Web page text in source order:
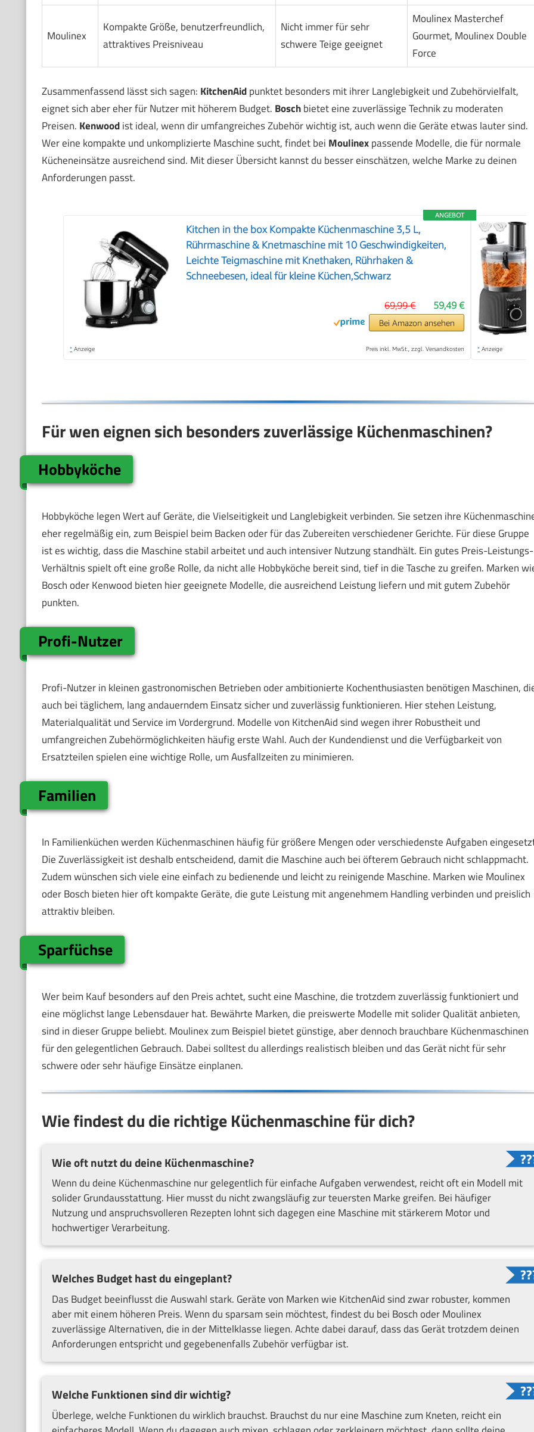
Moulinex
Kompakte Größe, benutzerfreundlich,
attraktives Preisniveau
Nicht immer für sehr
schwere Teige geeignet
Moulinex Masterchef
Gourmet, Moulinex Double
Force
Zusammenfassend lässt sich sagen: KitchenAidpunktet besonders mit ihrer Langlebigkeit und Zubehörvielfalt,
eignet sich aber eher für Nutzer mit höherem Budget. Boschbietet eine zuverlässige Technik zu moderaten
Preisen. Kenwoodist ideal, wenn dir umfangreiches Zubehör wichtig ist, auch wenn die Geräte etwas lauter sind.
Wer eine kompakte und unkomplizierte Maschine sucht, findet bei Moulinexpassende Modelle, die für normale
Kücheneinsätze ausreichend sind. Mit dieser Übersicht kannst du besser einschätzen, welche Marke zu deinen
Anforderungen passt.
ANGEBOT
Kitchen in the box Kompakte Küchenmaschine 3,5 L,
Rührmaschine & Knetmaschine mit 10 Geschwindigkeiten,
Leichte Teigmaschine mit Knethaken, Rührhaken &
Schneebesen, ideal für kleine Küchen,Schwarz
59,49 €
69,99 €
Bei Amazon ansehen
* Anzeige Preis inkl. MwSt., zzgl. Versandkosten * Anzeige
❯
Für wen eignen sich besonders zuverlässige Küchenmaschinen?
Hobbyköche
Hobbyköche legen Wert auf Geräte, die Vielseitigkeit und Langlebigkeit verbinden. Sie setzen ihre
eher regelmäßig ein, zum Beispiel beim Backen oder für das Zubereiten verschiedener Gerichte. Für diese Gruppe
ist es wichtig, dass die Maschine stabil arbeitet und auch intensiver Nutzung standhält. Ein gutes Preis-Leistungs-
Verhältnis spielt oft eine große Rolle, da nicht alle Hobbyköche bereit sind, tief in die Tasche zu greifen. Marken
Bosch oder Kenwood bieten hier geeignete Modelle, die ausreichend Leistung liefern und mit gutem Zubehör
punkten.
Profi-Nutzer
Profi-Nutzer in kleinen gastronomischen Betrieben oder ambitionierte Kochenthusiasten benötigen Maschinen,
auch bei täglichem, lang andauerndem Einsatz sicher und zuverlässig funktionieren. Hier stehen Leistung,
Materialqualität und Service im Vordergrund. Modelle von KitchenAid sind wegen ihrer Robustheit und
umfangreichen Zubehörmöglichkeiten häufig erste Wahl. Auch der Kundendienst und die Verfügbarkeit von
Ersatzteilen spielen eine wichtige Rolle, um Ausfallzeiten zu minimieren.
Familien
In Familienküchen werden Küchenmaschinen häufig für größere Mengen oder verschiedenste Aufgaben
Die Zuverlässigkeit ist deshalb entscheidend, damit die Maschine auch bei öfterem Gebrauch nicht schlappmacht.
Zudem wünschen sich viele eine einfach zu bedienende und leicht zu reinigende Maschine. Marken wie Moulinex
oder Bosch bieten hier oft kompakte Geräte, die gute Leistung mit angenehmem Handling verbinden und preislich
attraktiv bleiben.
Sparfüchse
Wer beim Kauf besonders auf den Preis achtet, sucht eine Maschine, die trotzdem zuverlässig funktioniert und
eine möglichst lange Lebensdauer hat. Bewährte Marken, die preiswerte Modelle mit solider Qualität anbieten,
sind in dieser Gruppe beliebt. Moulinex zum Beispiel bietet günstige, aber dennoch brauchbare Küchenmaschinen
für den gelegentlichen Gebrauch. Dabei solltest du allerdings realistisch bleiben und das Gerät nicht für sehr
schwere oder sehr häufige Einsätze einplanen.
Wie findest du die richtige Küchenmaschine für dich?
Wie oft nutzt du deine Küchenmaschine?
Wenn du deine Küchenmaschine nur gelegentlich für einfache Aufgaben verwendest, reicht oft ein Modell mit
solider Grundausstattung. Hier musst du nicht zwangsläufig zur teuersten Marke greifen. Bei häufiger
Nutzung und anspruchsvolleren Rezepten lohnt sich dagegen eine Maschine mit stärkerem Motor und
hochwertiger Verarbeitung.
Welches Budget hast du eingeplant?
Das Budget beeinflusst die Auswahl stark. Geräte von Marken wie KitchenAid sind zwar robuster, kommen
aber mit einem höheren Preis. Wenn du sparsam sein möchtest, findest du bei Bosch oder Moulinex
zuverlässige Alternativen, die in der Mittelklasse liegen. Achte dabei darauf, dass das Gerät trotzdem deinen
Anforderungen entspricht und gegebenenfalls Zubehör verfügbar ist.
Welche Funktionen sind dir wichtig?
Überlege, welche Funktionen du wirklich brauchst. Brauchst du nur eine Maschine zum Kneten, reicht ein